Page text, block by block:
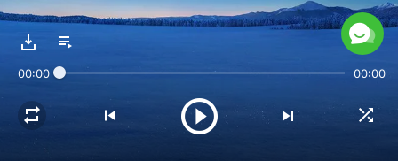
con Sus propios principios;
Él sigue con precisión lo que Su boca pronunció,
así como los pasos y los objetivos de Su plan.
No es necesario decir que
00:00 00:00